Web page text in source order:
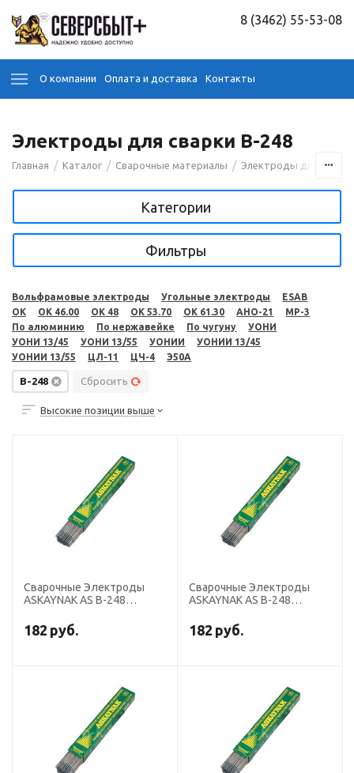
8 (3462) 55-53-08
О компании Оплата и доставка Контакты
Электроды для сварки B-248
Главная / Каталог / Сварочные материалы / Электроды для сварки
Категории
Фильтры
Вольфрамовые электроды Угольные электроды
ESAB
OK
OK 46.00 OK 48 OK 53.70 OK 61.30 АНО-21
МР-3
По алюминию
По нержавейке По чугуну
УОНИ
УОНИ 13/45
УОНИ 13/55 УОНИИ
УОНИИ 13/45
УОНИИ 13/55
ЦЛ-11 ЦЧ-4 Э50А
B-248 Сбросить
Высокие позиции выше
Сварочные Электроды
ASKAYNAK AS B-248
кг (тип Э50, пост. + перем.
ток, основной)
182 руб.
Сварочные Электроды
ASKAYNAK AS B-248
кг (тип Э50, пост. + перем.
ток, основной)
182 руб.